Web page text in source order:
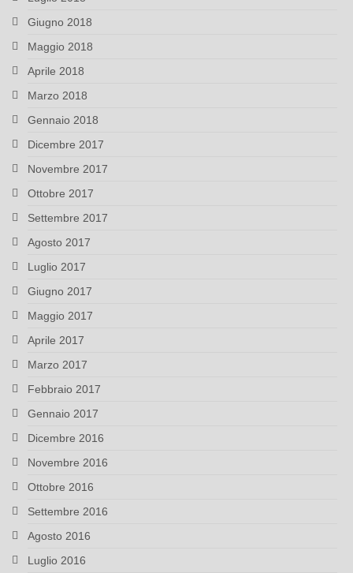
Giugno 2018
Maggio 2018
Aprile 2018
Marzo 2018
Gennaio 2018
Dicembre 2017
Novembre 2017
Ottobre 2017
Settembre 2017
Agosto 2017
Luglio 2017
Giugno 2017
Maggio 2017
Aprile 2017
Marzo 2017
Febbraio 2017
Gennaio 2017
Dicembre 2016
Novembre 2016
Ottobre 2016
Settembre 2016
Agosto 2016
Luglio 2016